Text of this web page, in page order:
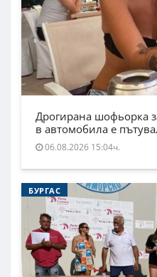
Дрогирана шофьорка
в автомобила е
06.08.2026 15:04ч.
БУРГАС